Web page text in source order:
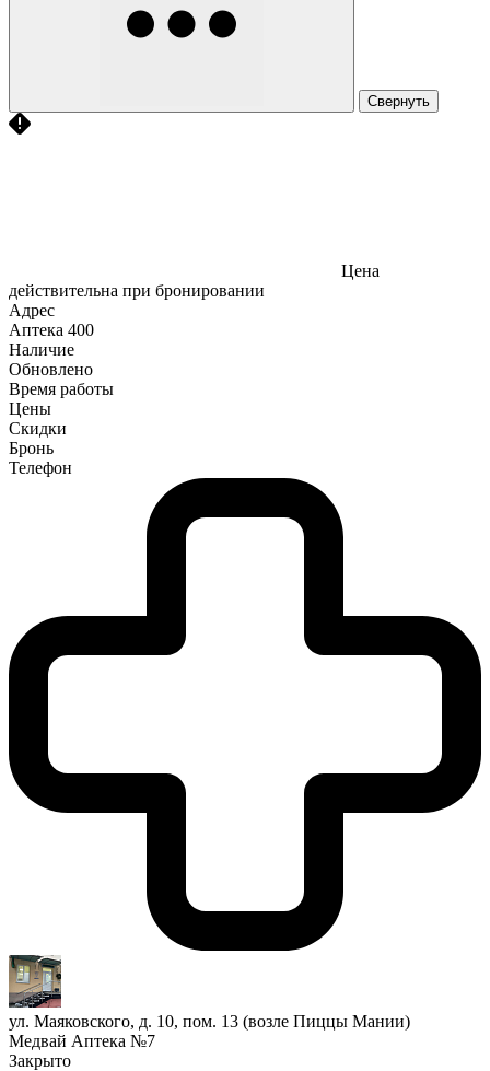
Свернуть
Цена
действительна при бронировании
Адрес
Аптека 400
Наличие
Обновлено
Время работы
Цены
Скидки
Бронь
Телефон
ул. Маяковского, д. 10, пом. 13 (возле Пиццы Мании)
Медвай Аптека №7
Закрыто